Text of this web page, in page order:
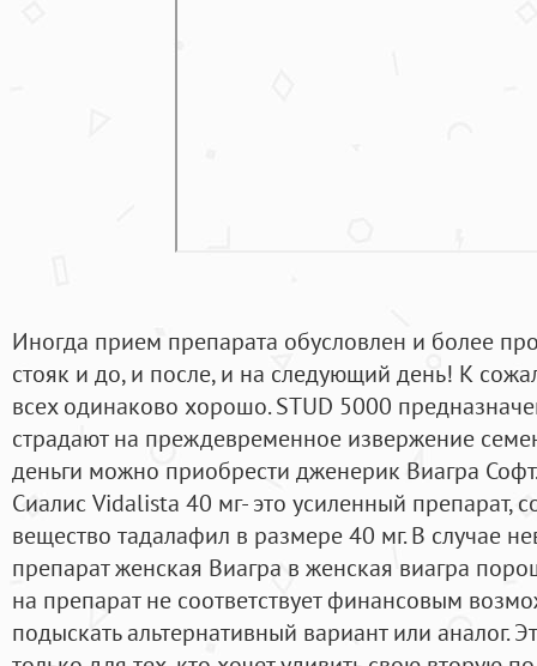
Иногда прием препарата обусловлен и более
стояк и до, и после, и на следующий день! К
всех одинаково хорошо. STUD 5000
страдают на преждевременное извержение
деньги можно приобрести дженерик Виагра
Сиалис Vidalista 40 мг- это усиленный препарат,
вещество тадалафил в размере 40 мг. В случае
препарат женская Виагра в женская виагра
на препарат не соответствует финансовым
подыскать альтернативный вариант или аналог.